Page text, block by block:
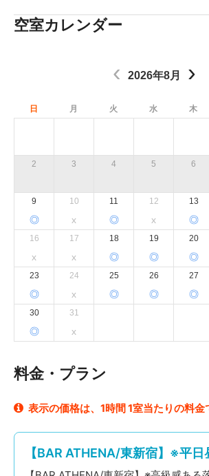
【箱代なし飲み放題プラン】
1名2時間2500円〜
【箱代なし飲み代キャッシュオンプラ
<座席>ボックス席4席、カウンター5席
※1ボックスあたり4～5人着席可
<キャパ>着席18〜20人、立食時+5人
<設備>カラオケ、ダーツ、製氷機、キ
ロ、レンジあり)、BAR営業における必
空室カレンダー
‹ 2026年8月 ›
日 月 火 水 木
2 3 4 5 6
9
◎
10
x
11
◎
12
x
13
◎
16
x
17
x
18
◎
19
◎
20
◎
23
◎
24
x
25
◎
26
◎
27
◎
30
◎
31
x
料金・プラン
表示の価格は、1時間 1室当たりの料金
【BAR ATHENA/東新宿】※平日